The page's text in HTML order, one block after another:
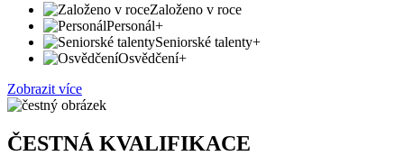
Založeno v roce
Personál+
Seniorské talenty+
Osvědčení+
Zobrazit více
ČESTNÁ KVALIFIKACE